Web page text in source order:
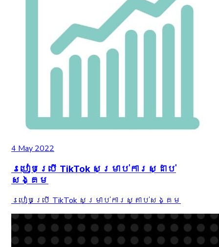
4 May 2022
របៀបប្រើ TikTok សម្រាប់ការស្ដាប់
សង្គម
របៀបប្រើ TikTok សម្រាប់ការស្តាប់សង្គម